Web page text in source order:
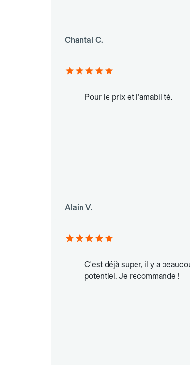
Chantal C.
Pour le prix et l'amabilité.
Alain V.
C'est déjà super, il y a
potentiel. Je recommande !